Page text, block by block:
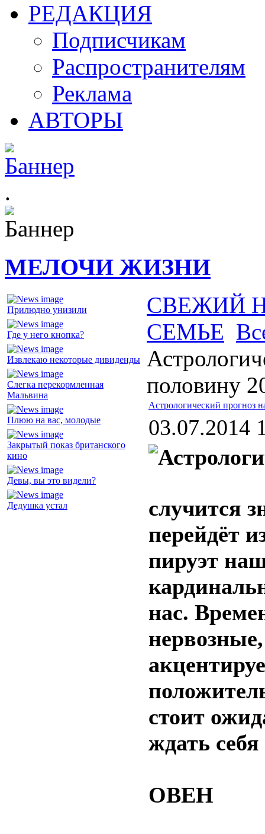
РЕДАКЦИЯ
Подписчикам
Распространителям
Реклама
АВТОРЫ
.
МЕЛОЧИ ЖИЗНИ
Прилюдно унизили
Где у него кнопка?
Извлекаю некоторые дивиденды
Слегка перекормленная
Мальвина
Плюю на вас, молодые
Закрытый показ британского
кино
Девы, вы это видели?
Дедушка устал
СВЕЖИЙ
СЕМЬЕ
половину
Астрологический прогноз
03.07.2014
случится
перейдёт
пируэт
нас.
стоит
ждать себя
ОВЕН